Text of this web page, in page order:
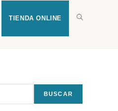
TIENDA ONLINE Alternar
BUSCAR